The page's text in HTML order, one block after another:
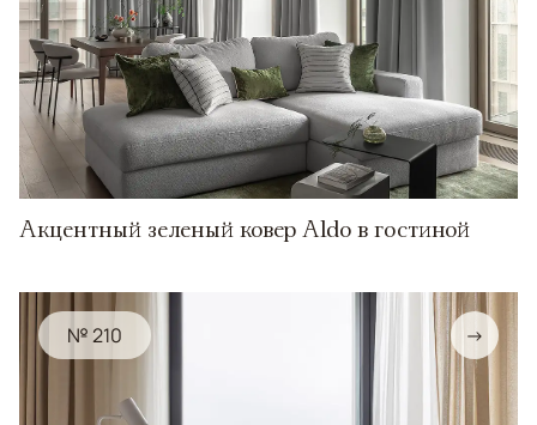
Акцентный зеленый ковер Aldo в гостиной
№ 210 →